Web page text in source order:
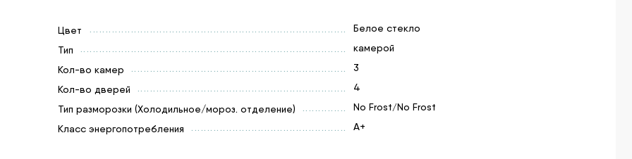
Цвет
Белое стекло
Тип
Мультидор. Холодильник с нижней морозильной
камерой
Кол-во камер
3
Кол-во дверей
4
Тип разморозки (Холодильное/мороз. отделение)
No Frost/No Frost
Класс энергопотребления
A+